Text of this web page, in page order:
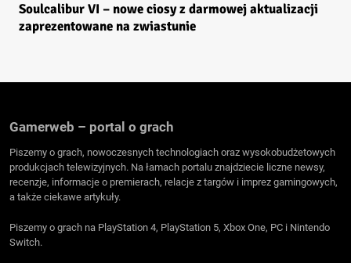
Soulcalibur VI – nowe ciosy z darmowej aktualizacji
zaprezentowane na zwiastunie
Gamerweb – portal o grach
Piszemy o grach, nowoczesnych technologiach oraz wysokobudżetowych
produkcjach telewizyjnych. Na łamach portalu znajdziecie liczne newsy,
recenzje, informacje o premierach, relacje z targów i imprez gamingowych,
a także ciekawe artykuły.
Piszemy o grach na PlayStation 4, PlayStation 5, Xbox One, PC i Nintendo
Switch.